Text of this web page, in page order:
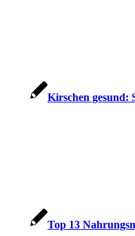
Kirschen gesund:
Top 13